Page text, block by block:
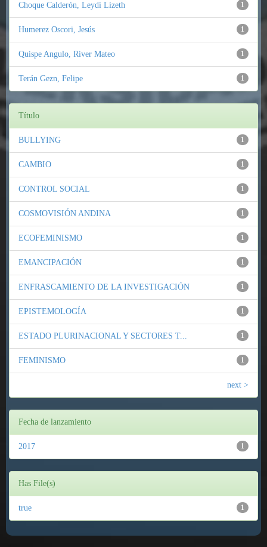
1
Choque Calderón, Leydi Lizeth
1
Humerez Oscori, Jesús
1
Quispe Angulo, River Mateo
1
Terán Gezn, Felipe
Título
1
BULLYING
1
CAMBIO
1
CONTROL SOCIAL
1
COSMOVISIÓN ANDINA
1
ECOFEMINISMO
1
EMANCIPACIÓN
1
ENFRASCAMIENTO DE LA INVESTIGACIÓN
1
EPISTEMOLOGÍA
1
ESTADO PLURINACIONAL Y SECTORES T...
1
FEMINISMO
next >
Fecha de lanzamiento
1
2017
Has File(s)
1
true